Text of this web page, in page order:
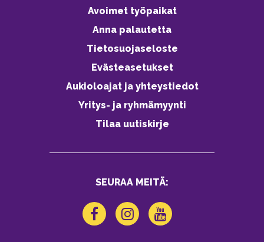
Avoimet työpaikat
Anna palautetta
Tietosuojaseloste
Evästeasetukset
Aukioloajat ja yhteystiedot
Yritys- ja ryhmämyynti
Tilaa uutiskirje
SEURAA MEITÄ: